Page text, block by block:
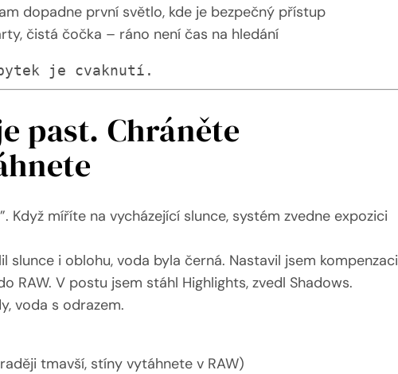
dopadne první světlo, kde je bezpečný přístup
čistá čočka – ráno není čas na hledání
je cvaknutí.
past. Chráněte
Když míříte na vycházející slunce, systém zvedne expozici
i oblohu, voda byla černá. Nastavil jsem kompenzaci
RAW. V postu jsem stáhl Highlights, zvedl Shadows.
voda s odrazem.
tmavší, stíny vytáhnete v RAW)